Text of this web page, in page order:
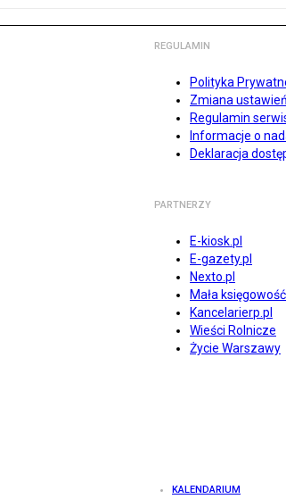
REGULAMIN
Polityka
Zmiana
Regulamin
Informacje o
Deklaracja
PARTNERZY
E-kiosk.pl
E-gazety.pl
Nexto.pl
Mała księgowość
Kancelarierp.pl
Wieści Rolnicze
Życie Warszawy
KALENDARIUM